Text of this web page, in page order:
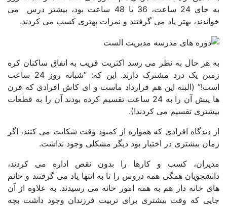
به جای 24 ساعت، 36 یا 48 ساعت بود، بیشتر درس می
بهتر یاد می گرفتند و نمرات بهتری کسب می کردند.
هر حال به نظر می رسد اکثریت قریب به اتفاق ساکنان کره
زمین یک درد مشترک دارند. این که: “شبانه روز 24 ساعت
(البته این هم قرارداد ماست و ای کاش افرادی که قرن
ها پیش آن را به 24 ساعت تقسیم کرده بودند آن را به قطعات
تقسیم می کردند!).
دیدگاه افرادی که همواره از کمبود وقت شکایت می کنند، اگر
بیشتری در اختیار بود دیگر مشکلی وجود نداشت.
کسب و کارها را بدون نقص اداره می کردند،
همگی همه دروس را تا به انتها یاد می گرفتند و خانم
خانه دار هم به همه امور خانه می رسیدند. به علاوه از آن
که وقت بیشتری برای تربیت فرزندان وجود داشت بچه